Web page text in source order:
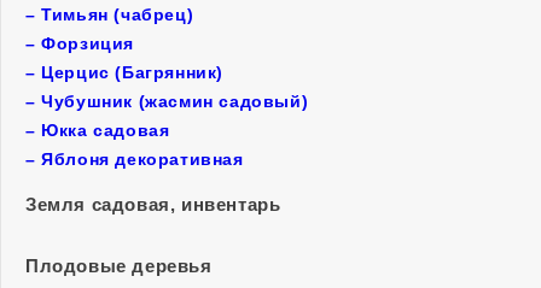
–Тимьян (чабрец)
–Форзиция
– Церцис (Багрянник)
–Чубушник (жасмин садовый)
– Юкка садовая
–Яблоня декоративная
Земля садовая, инвентарь
Плодовые деревья